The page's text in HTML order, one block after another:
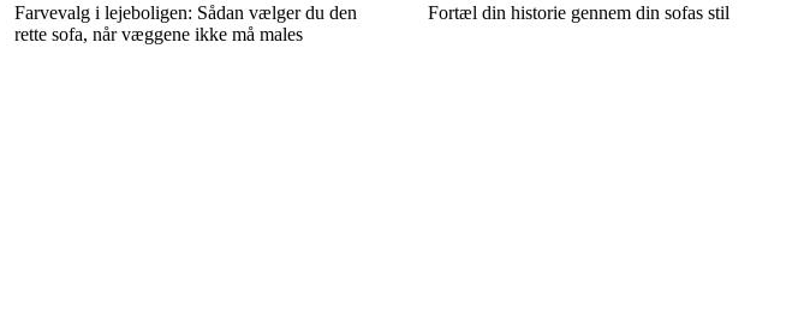
Farvevalg i lejeboligen: Sådan vælger du den
rette sofa, når væggene ikke må males
Fortæl din historie gennem din sofas stil